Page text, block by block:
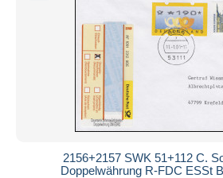
2156+2157 SWK 51+112 C.
Doppelwährung R-FDC ESSt